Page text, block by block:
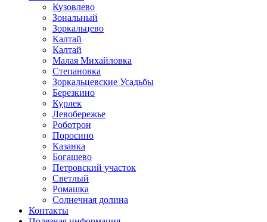
Кузовлево
Зональный
Зоркальцево
Калтай
Калтай
Малая Михайловка
Степановка
Зоркальцевские Усадьбы
Березкино
Курлек
Левобережье
Роботрон
Поросино
Казанка
Богашево
Петровский участок
Светлый
Ромашка
Солнечная долина
Контакты